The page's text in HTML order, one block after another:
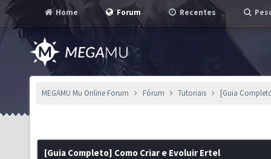
Home Forum Recentes
MEGAMU Mu Online Forum Fórum Tutoriais [Guia
[Guia Completo] Como Criar e Evoluir Ertel